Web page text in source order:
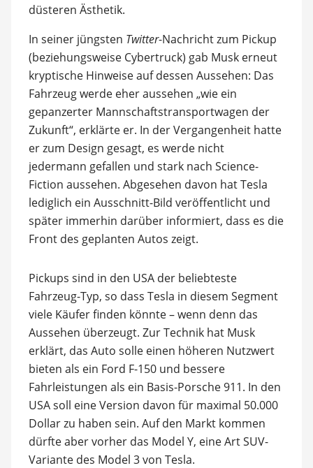
düsteren Ästhetik.
In seiner jüngsten Twitter-Nachricht zum Pickup
(beziehungsweise Cybertruck) gab Musk erneut
kryptische Hinweise auf dessen Aussehen: Das
Fahrzeug werde eher aussehen „wie ein
gepanzerter Mannschaftstransportwagen der
Zukunft“, erklärte er. In der Vergangenheit hatte
er zum Design gesagt, es werde nicht
jedermann gefallen und stark nach Science-
Fiction aussehen. Abgesehen davon hat Tesla
lediglich ein Ausschnitt-Bild veröffentlicht und
später immerhin darüber informiert, dass es die
Front des geplanten Autos zeigt.
Pickups sind in den USA der beliebteste
Fahrzeug-Typ, so dass Tesla in diesem Segment
viele Käufer finden könnte – wenn denn das
Aussehen überzeugt. Zur Technik hat Musk
erklärt, das Auto solle einen höheren Nutzwert
bieten als ein Ford F-150 und bessere
Fahrleistungen als ein Basis-Porsche 911. In den
USA soll eine Version davon für maximal 50.000
Dollar zu haben sein. Auf den Markt kommen
dürfte aber vorher das Model Y, eine Art SUV-
Variante des Model 3 von Tesla.